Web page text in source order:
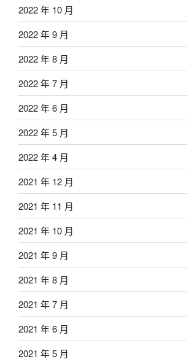
2022 年 10 月
2022 年 9 月
2022 年 8 月
2022 年 7 月
2022 年 6 月
2022 年 5 月
2022 年 4 月
2021 年 12 月
2021 年 11 月
2021 年 10 月
2021 年 9 月
2021 年 8 月
2021 年 7 月
2021 年 6 月
2021 年 5 月